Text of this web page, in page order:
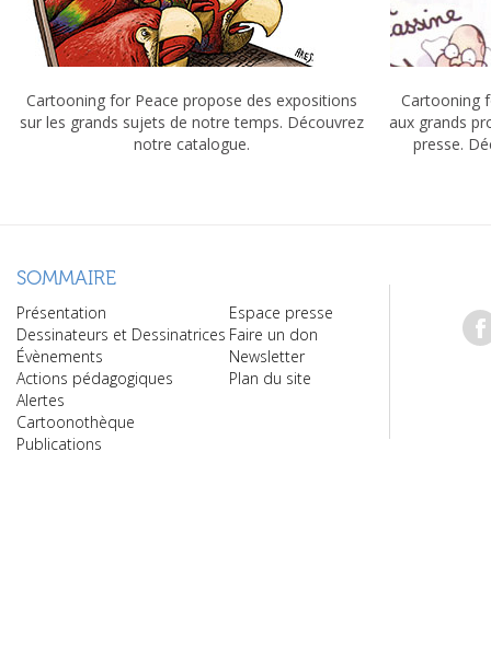
Cartooning for Peace propose des expositions
sur les grands sujets de notre temps. Découvrez
notre catalogue.
Cartooning
aux grands
presse.
SOMMAIRE
Présentation
Dessinateurs et Dessinatrices
Évènements
Actions pédagogiques
Alertes
Cartoonothèque
Publications
Espace presse
Faire un don
Newsletter
Plan du site